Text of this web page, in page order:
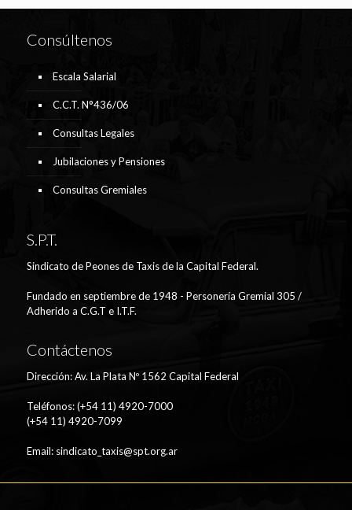
Consúltenos
Escala Salarial
C.C.T. N°436/06
Consultas Legales
Jubilaciones y Pensiones
Consultas Gremiales
S.P.T.
Sindicato de Peones de Taxis de la Capital Federal.
Fundado en septiembre de 1948 - Personería Gremial 305 /
Adherido a C.G.T e I.T.F.
Contáctenos
Dirección: Av. La Plata Nº 1562 Capital Federal
Teléfonos: (+54 11) 4920-7000
(+54 11) 4920-7099
Email: sindicato_taxis@spt.org.ar